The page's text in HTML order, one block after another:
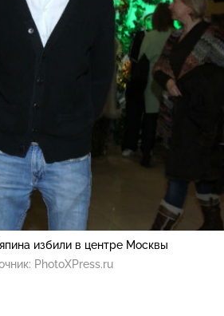
избили в центре Москвы
PhotoXPress.ru